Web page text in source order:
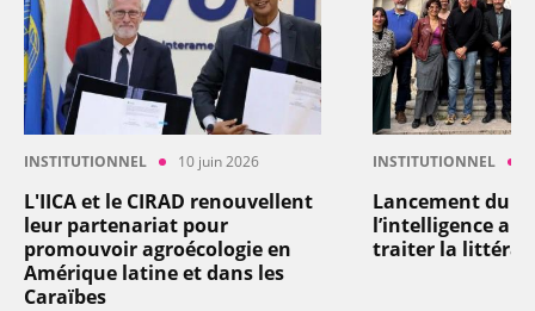
INSTITUTIONNEL 10 juin 2026
L'IICA et le CIRAD renouvellent
leur partenariat pour
promouvoir agroécologie en
Amérique latine et dans les
Caraïbes
INSTITUTIONNEL
Lancement du
l’intelligence
traiter la